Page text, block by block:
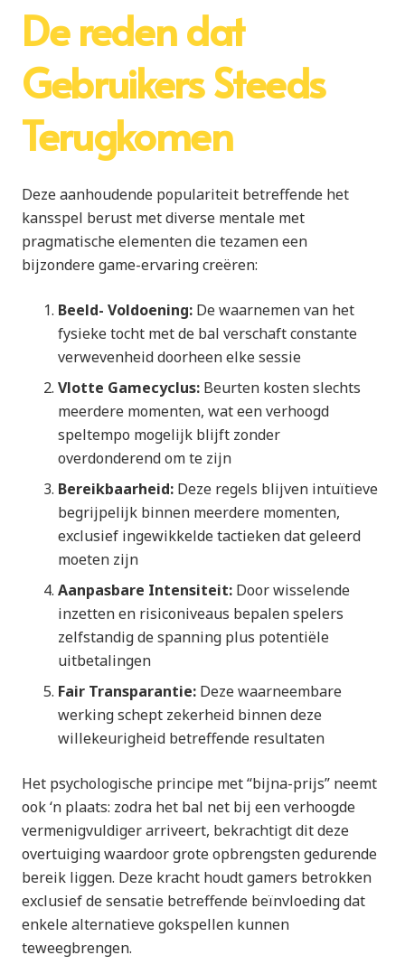
De reden dat
Gebruikers Steeds
Terugkomen
Deze aanhoudende populariteit betreffende het
kansspel berust met diverse mentale met
pragmatische elementen die tezamen een
bijzondere game-ervaring creëren:
Beeld- Voldoening: De waarnemen van het
fysieke tocht met de bal verschaft constante
verwevenheid doorheen elke sessie
Vlotte Gamecyclus: Beurten kosten slechts
meerdere momenten, wat een verhoogd
speltempo mogelijk blijft zonder
overdonderend om te zijn
Bereikbaarheid: Deze regels blijven intuïtieve
begrijpelijk binnen meerdere momenten,
exclusief ingewikkelde tactieken dat geleerd
moeten zijn
Aanpasbare Intensiteit: Door wisselende
inzetten en risiconiveaus bepalen spelers
zelfstandig de spanning plus potentiële
uitbetalingen
Fair Transparantie: Deze waarneembare
werking schept zekerheid binnen deze
willekeurigheid betreffende resultaten
Het psychologische principe met “bijna-prijs” neemt
ook ‘n plaats: zodra het bal net bij een verhoogde
vermenigvuldiger arriveert, bekrachtigt dit deze
overtuiging waardoor grote opbrengsten gedurende
bereik liggen. Deze kracht houdt gamers betrokken
exclusief de sensatie betreffende beïnvloeding dat
enkele alternatieve gokspellen kunnen
teweegbrengen.